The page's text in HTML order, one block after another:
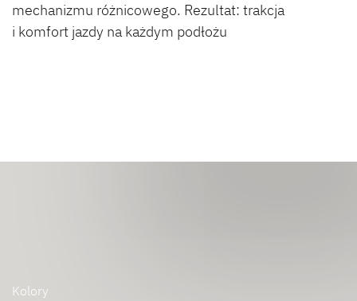
mechanizmu różnicowego. Rezultat: trakcja
i komfort jazdy na każdym podłożu
Kolory